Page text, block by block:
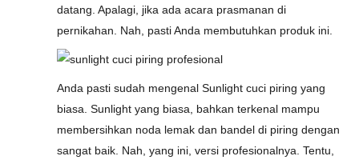
datang. Apalagi, jika ada acara prasmanan di
pernikahan. Nah, pasti Anda membutuhkan produk ini.
Anda pasti sudah mengenal Sunlight cuci piring yang
biasa. Sunlight yang biasa, bahkan terkenal mampu
membersihkan noda lemak dan bandel di piring dengan
sangat baik. Nah, yang ini, versi profesionalnya. Tentu,